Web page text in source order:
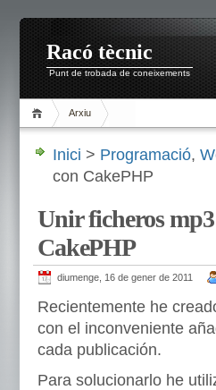
Racó tècnic
Punt de trobada de coneixements
Arxiu
Inici > Programació,
con CakePHP
Unir ficheros
CakePHP
diumenge, 16 de gener de 2011
Recientemente he
con el inconveniente
cada publicación.
Para solucionarlo he